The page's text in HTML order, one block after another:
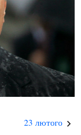
23 лютого keyboard_arrow_right